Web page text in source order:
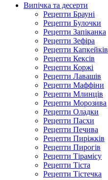
Випічка та десерти
Рецепти Брауні
Рецепти Булочки
Рецепти Запіканка
Рецепти Зефіра
Рецепти Капкейків
Рецепти Кексів
Рецепти Коржі
Рецепти Лавашів
Рецепти Маффіни
Рецепти Млинців
Рецепти Морозива
Рецепти Оладки
Рецепти Пасхи
Рецепти Печива
Рецепти Пиріжків
Рецепти Пирогів
Рецепти Тірамісу
Рецепти Тіста
Рецепти Тістечка